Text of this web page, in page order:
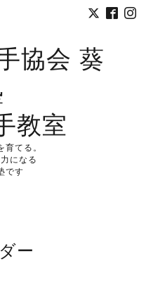
協会 葵
教室
育てる。
になる
です
ー